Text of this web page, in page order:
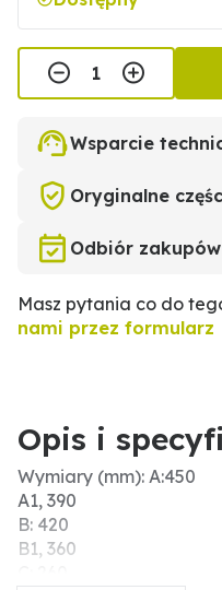
Wsparcie
Oryginalne
Odbiór
Masz pytania co do
nami przez formularz
Opis i
Wymiary (mm): A:450
A1, 390
B: 420
B1, 360